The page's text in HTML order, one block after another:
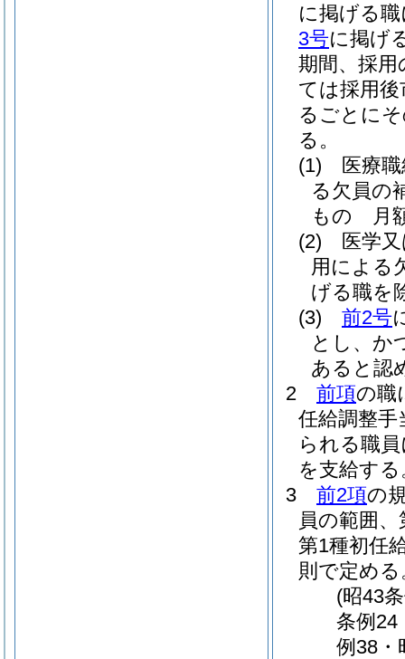
に掲げる
3号に掲げ
期間、採用
ては採用
るごとに
る。
(1)
医療
る欠員の
もの 月
(2)
医学
用による
げる職を
(3)
前2号
とし、か
あると認
2
前項の職
任給調整
られる職
を支給する
3
前2項の
員の範囲
第1種初任
則で定める
(昭43
条例24
例38・